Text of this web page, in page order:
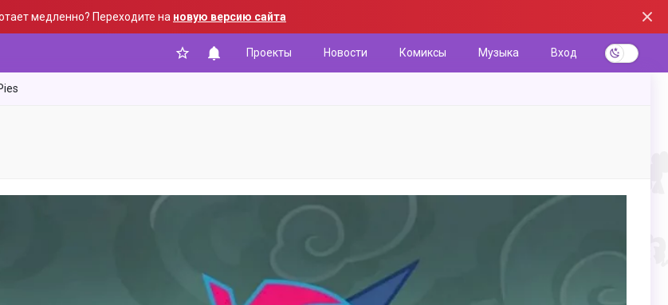
медленно? Переходите на новую версию сайта
Проекты Новости Комиксы Музыка Вход